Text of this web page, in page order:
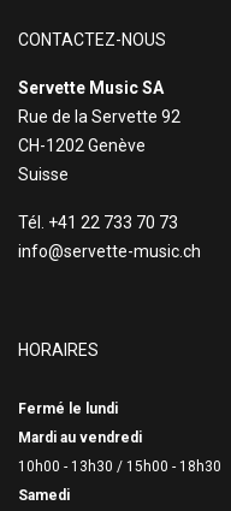
CONTACTEZ-NOUS
Servette Music SA
Rue de la Servette 92
CH-1202 Genève
Suisse
Tél. +41 22 733 70 73
info@servette-music.ch
HORAIRES
Fermé le lundi
Mardi au vendredi
10h00 - 13h30 / 15h00 - 18h30
Samedi